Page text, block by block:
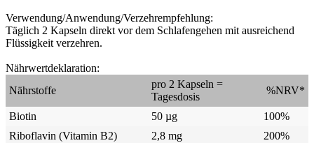
Verwendung/Anwendung/Verzehrempfehlung:
Täglich 2 Kapseln direkt vor dem Schlafengehen mit ausreichend
Flüssigkeit verzehren.
Nährwertdeklaration:
Nährstoffe
pro 2 Kapseln =
Tagesdosis
%NRV*
Biotin 50 µg
100%
Riboflavin (Vitamin B2)
2,8 mg
200%